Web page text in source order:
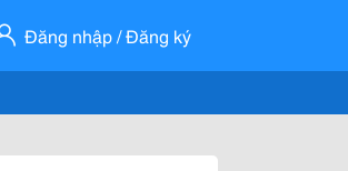
Đăng nhập / Đăng ký